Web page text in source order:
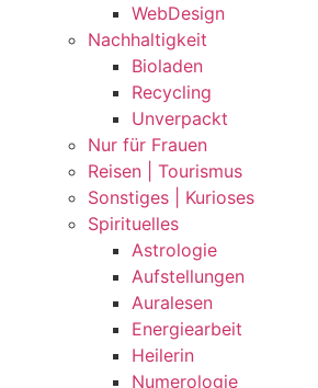
WebDesign
Nachhaltigkeit
Bioladen
Recycling
Unverpackt
Nur für Frauen
Reisen | Tourismus
Sonstiges | Kurioses
Spirituelles
Astrologie
Aufstellungen
Auralesen
Energiearbeit
Heilerin
Numerologie